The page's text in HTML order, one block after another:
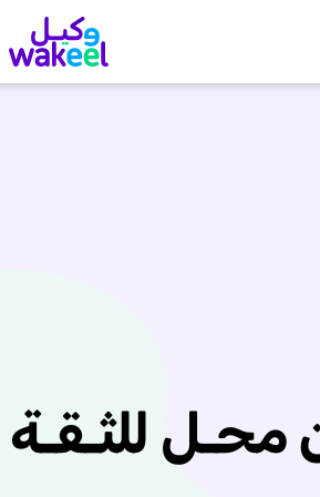
محـل للثـقـة